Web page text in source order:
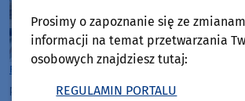
Rozmowy w Weekend FM Gmina Chojnice
piątek, 7 sierpnia 2026, 12:33
Prosimy o zapoznanie się ze
informacji na temat przetwarzania
osobowych znajdziesz tutaj:
REGULAMIN PORTALU